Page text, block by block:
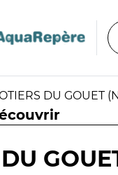
DU GOUET